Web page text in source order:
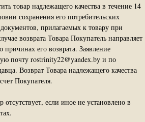
товар надлежащего качества в течение 14
сохранения его потребительских
прилагаемых к товару при
возврата Товара Покупатель направляет
его возврата. Заявление
почту rostrinity22@yandex.by и по
Возврат Товара надлежащего качества
Покупателя.
если иное не установлено в